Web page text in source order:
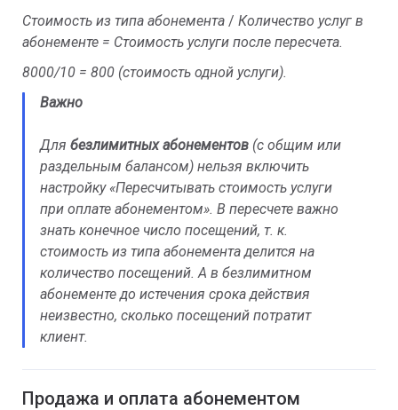
Стоимость из типа абонемента / Количество услуг в
абонементе = Стоимость услуги после пересчета.
8000/10 = 800 (стоимость одной услуги).
Важно
Для безлимитных абонементов (с общим или
раздельным балансом) нельзя включить
настройку «Пересчитывать стоимость услуги
при оплате абонементом». В пересчете важно
знать конечное число посещений, т. к.
стоимость из типа абонемента делится на
количество посещений. А в безлимитном
абонементе до истечения срока действия
неизвестно, сколько посещений потратит
клиент.
Продажа и оплата абонементом